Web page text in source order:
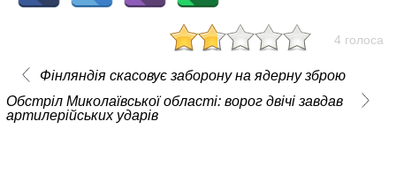
4 голоса
Фінляндія скасовує заборону на ядерну зброю
Обстріл Миколаївської області: ворог двічі завдав
артилерійських ударів